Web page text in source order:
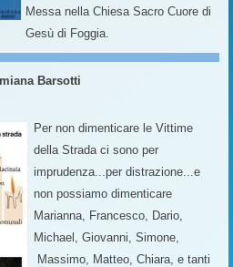
Messa nella Chiesa Sacro Cuore di
Gesù di Foggia.
Barsotti
Per non dimenticare le Vittime
della Strada ci sono per
imprudenza...per distrazione...e
non possiamo dimenticare
Marianna, Francesco, Dario,
Michael, Giovanni, Simone,
Massimo, Matteo, Chiara, e tanti